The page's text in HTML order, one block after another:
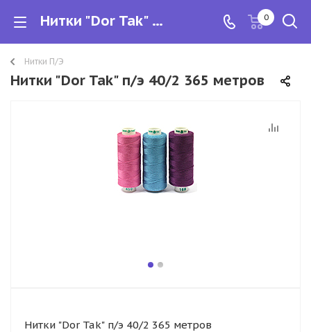
Нитки "Dor Tak" п/э 40/2 365 метров 0
Нитки П/Э
Нитки "Dor Tak" п/э 40/2 365 метров
Нитки "Dor Tak" п/э 40/2 365 метров